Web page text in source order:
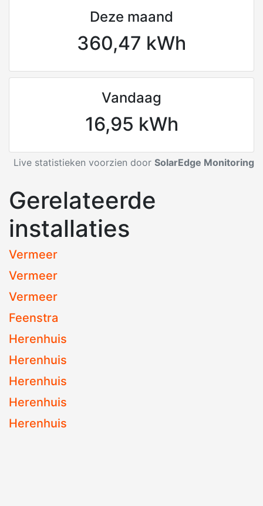
Deze maand
360,47 kWh
Vandaag
16,95 kWh
Live statistieken voorzien door SolarEdge Monitoring
Gerelateerde
installaties
Vermeer
Vermeer
Vermeer
Feenstra
Herenhuis
Herenhuis
Herenhuis
Herenhuis
Herenhuis